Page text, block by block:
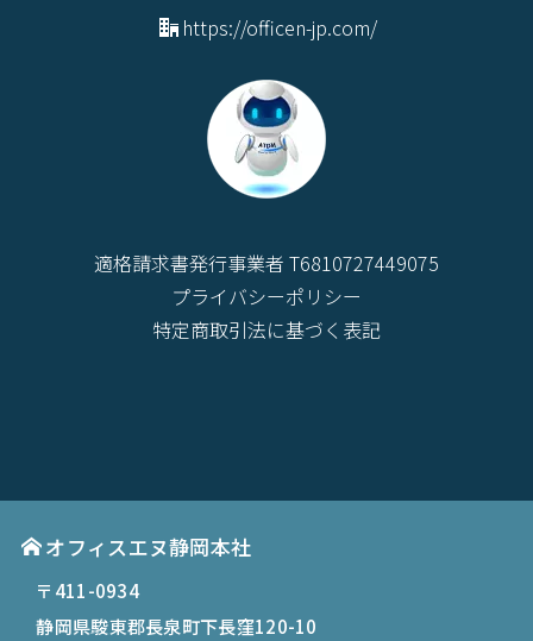
https://officen-jp.com/
適格請求書発行事業者 T6810727449075
プライバシーポリシー
特定商取引法に基づく表記
オフィスエヌ静岡本社
〒411-0934
静岡県駿東郡長泉町下長窪120-10